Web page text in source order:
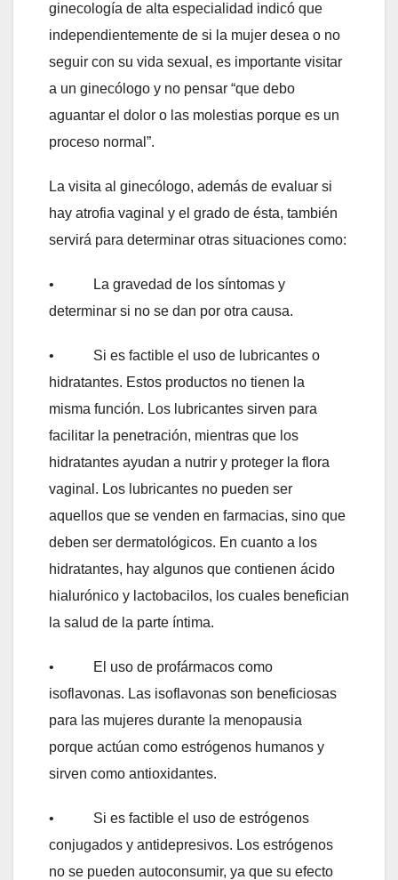
ginecología de alta especialidad indicó que
independientemente de si la mujer desea o no
seguir con su vida sexual, es importante visitar
a un ginecólogo y no pensar “que debo
aguantar el dolor o las molestias porque es un
proceso normal”.
La visita al ginecólogo, además de evaluar si
hay atrofia vaginal y el grado de ésta, también
servirá para determinar otras situaciones como:
• La gravedad de los síntomas y
determinar si no se dan por otra causa.
• Si es factible el uso de lubricantes o
hidratantes. Estos productos no tienen la
misma función. Los lubricantes sirven para
facilitar la penetración, mientras que los
hidratantes ayudan a nutrir y proteger la flora
vaginal. Los lubricantes no pueden ser
aquellos que se venden en farmacias, sino que
deben ser dermatológicos. En cuanto a los
hidratantes, hay algunos que contienen ácido
hialurónico y lactobacilos, los cuales benefician
la salud de la parte íntima.
• El uso de profármacos como
isoflavonas. Las isoflavonas son beneficiosas
para las mujeres durante la menopausia
porque actúan como estrógenos humanos y
sirven como antioxidantes.
• Si es factible el uso de estrógenos
conjugados y antidepresivos. Los estrógenos
no se pueden autoconsumir, ya que su efecto